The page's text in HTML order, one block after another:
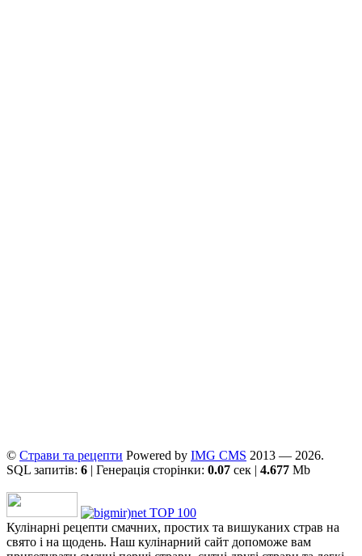
© Страви та рецепти Powered by ІMG CMS 2013 — 2026.
SQL запитів: 6 | Генерація сторінки: 0.07 сек | 4.677 Mb
Кулінарні рецепти смачних, простих та вишуканих страв на
свято і на щодень. Наш кулінарний сайт допоможе вам